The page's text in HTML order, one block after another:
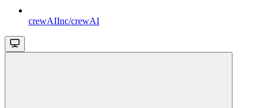
crewAIInc/crewAI